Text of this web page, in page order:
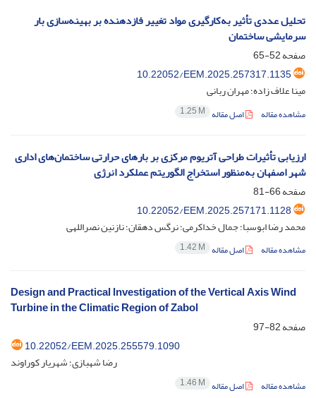
تحلیل عددی تأثیر به‌کارگیری مواد تغییر فازدهنده بر بهینه‌سازی بار
سرمایشی ساختمان
صفحه52-65
10.22052/EEM.2025.257317.1135
مینا علاف زاده؛ مهران ربانی
مشاهده مقاله اصل مقاله 1.25 M
ارزیابی تأثیرات طراحی آتریوم مرکزی بر بارهای حرارتی ساختمان‌های اداری
شهر اصفهان به‌منظور استخراج الگوریتم عملکرد انرژی
صفحه66-81
10.22052/EEM.2025.257171.1128
محمد رضا ابوسبا؛ جمال خداکرمی؛ نرگس دهقان؛ نازنین نصراللهی
مشاهده مقاله اصل مقاله 1.42 M
Design and Practical lnvestigation of the Vertical Axis Wind
Turbine in the Climatic Region of Zabol
صفحه82-97
10.22052/EEM.2025.255579.1090
رضا شهبازی؛ شهریار کوراوند
مشاهده مقاله اصل مقاله 1.46 M